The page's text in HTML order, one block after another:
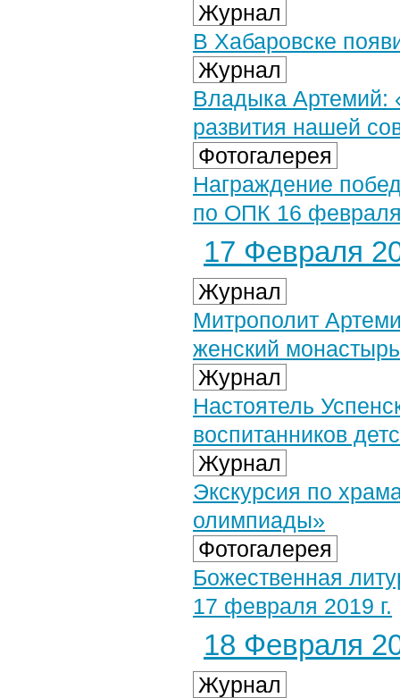
Журнал
В Хабаровске
Журнал
Владыка Артемий:
развития нашей
Фотогалерея
Награждение
по ОПК 16 февраля
17 Февраля
Журнал
Митрополит
женский монастырь
Журнал
Настоятель
воспитанников
Журнал
Экскурсия по
олимпиады»
Фотогалерея
Божественная
17 февраля 2019 г.
18 Февраля
Журнал